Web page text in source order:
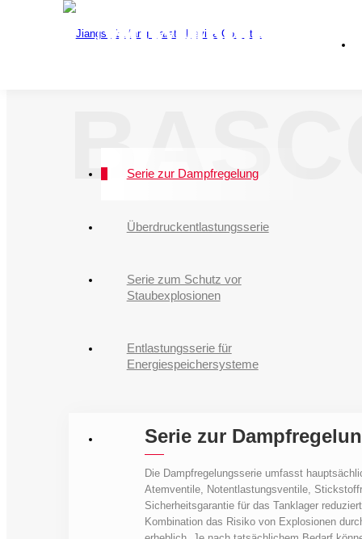
Wir bieten ein
Mitwirkendes
Serie zur Dampfregelung
Überdruckentlastungsserie
Serie zum Schutz vor
Staubexplosionen
Entlastungsserie für
Energiespeichersysteme
Serie zur
Die Dampfregelungsserie umfasst
Atemventile, Notentlastungsventile,
Sicherheitsgarantie für das Tanklager
Kombination das Risiko von Explosionen